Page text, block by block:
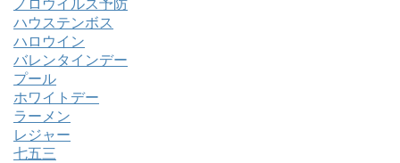
ノロウイルス予防
ハウステンボス
ハロウイン
バレンタインデー
プール
ホワイトデー
ラーメン
レジャー
七五三